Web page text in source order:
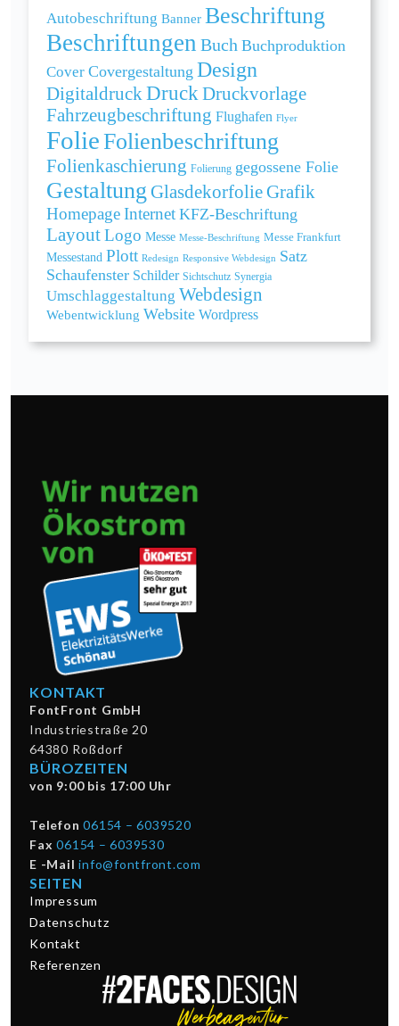
Autobeschriftung Banner Beschriftung
Beschriftungen Buch Buchproduktion
Cover Covergestaltung Design
Digitaldruck Druck Druckvorlage
Fahrzeugbeschriftung Flughafen Flyer
FolieFolienbeschriftung
Folienkaschierung Folierung gegossene Folie
Gestaltung Glasdekorfolie Grafik
HomepageInternet KFZ-Beschriftung
LayoutLogo Messe Messe-Beschriftung Messe Frankfurt
Messestand Plott Redesign Responsive Webdesign Satz
Schaufenster Schilder Sichtschutz Synergia
Umschlaggestaltung Webdesign
Webentwicklung Website Wordpress
KONTAKT
FontFront GmbH
Industriestraße 20
64380 Roßdorf
BÜROZEITEN
von 9:00 bis 17:00 Uhr
Telefon 06154 – 6039520
Fax 06154 – 6039530
E -Mail info@fontfront.com
SEITEN
Impressum
Datenschutz
Kontakt
Referenzen